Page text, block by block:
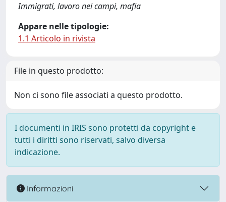
Immigrati, lavoro nei campi, mafia
Appare nelle tipologie:
1.1 Articolo in rivista
File in questo prodotto:
Non ci sono file associati a questo prodotto.
I documenti in IRIS sono protetti da copyright e
tutti i diritti sono riservati, salvo diversa
indicazione.
Informazioni